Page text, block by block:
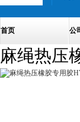
首页 公
麻绳热压